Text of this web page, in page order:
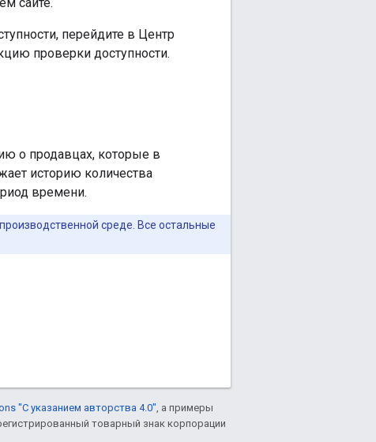
перейдите в Центр
проверки доступности.
о продавцах, которые в
историю количества
времени.
среде. Все остальные
"С указанием авторства 4.0" , а примеры
товарный знак корпорации